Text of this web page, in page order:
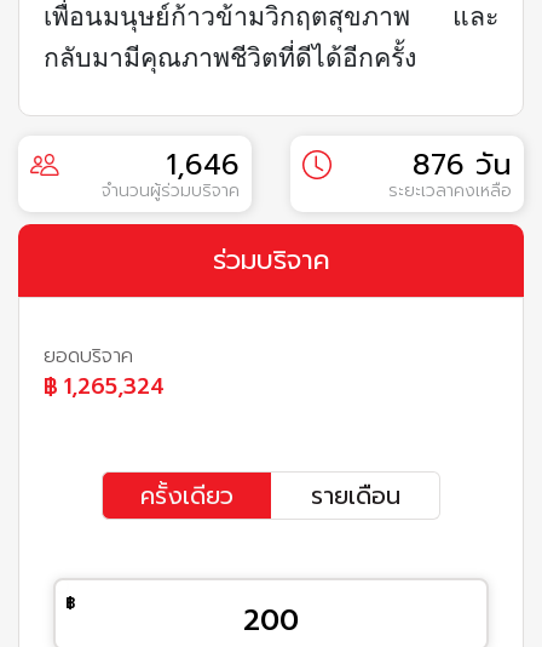
เพื่อนมนุษย์ก้าวข้ามวิกฤตสุขภาพ และ
กลับมามีคุณภาพชีวิตที่ดีได้อีกครั้ง
1,646
จำนวนผู้ร่วมบริจาค
876 วัน
ระยะเวลาคงเหลือ
ร่วมบริจาค
ยอดบริจาค
฿ 1,265,324
ครั้งเดียว รายเดือน
200